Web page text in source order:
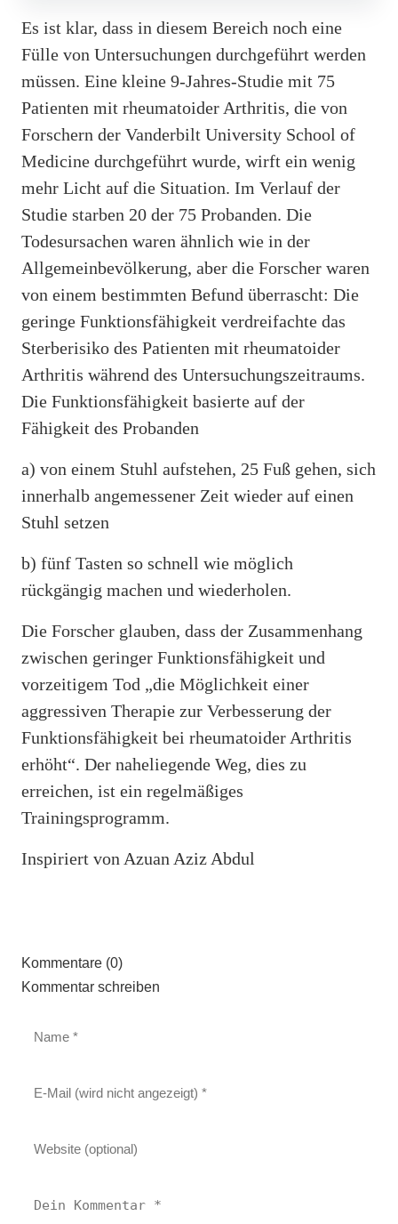
Es ist klar, dass in diesem Bereich noch eine
Fülle von Untersuchungen durchgeführt werden
müssen. Eine kleine 9-Jahres-Studie mit 75
Patienten mit rheumatoider Arthritis, die von
Forschern der Vanderbilt University School of
Medicine durchgeführt wurde, wirft ein wenig
mehr Licht auf die Situation. Im Verlauf der
Studie starben 20 der 75 Probanden. Die
Todesursachen waren ähnlich wie in der
Allgemeinbevölkerung, aber die Forscher waren
von einem bestimmten Befund überrascht: Die
geringe Funktionsfähigkeit verdreifachte das
Sterberisiko des Patienten mit rheumatoider
Arthritis während des Untersuchungszeitraums.
Die Funktionsfähigkeit basierte auf der
Fähigkeit des Probanden
a) von einem Stuhl aufstehen, 25 Fuß gehen, sich
innerhalb angemessener Zeit wieder auf einen
Stuhl setzen
b) fünf Tasten so schnell wie möglich
rückgängig machen und wiederholen.
Die Forscher glauben, dass der Zusammenhang
zwischen geringer Funktionsfähigkeit und
vorzeitigem Tod „die Möglichkeit einer
aggressiven Therapie zur Verbesserung der
Funktionsfähigkeit bei rheumatoider Arthritis
erhöht“. Der naheliegende Weg, dies zu
erreichen, ist ein regelmäßiges
Trainingsprogramm.
Inspiriert von Azuan Aziz Abdul
Kommentare (0)
Kommentar schreiben